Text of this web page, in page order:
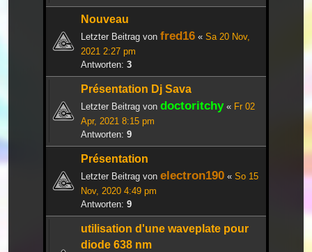
Nouveau
Letzter Beitrag von fred16 « Sa 20 Nov,
2021 2:27 pm
Antworten: 3
Présentation Dj Sava
Letzter Beitrag von doctoritchy« Fr 02
Apr, 2021 8:15 pm
Antworten: 9
Présentation
Letzter Beitrag von electron190 « So 15
Nov, 2020 4:49 pm
Antworten: 9
utilisation d'une waveplate pour
diode 638 nm